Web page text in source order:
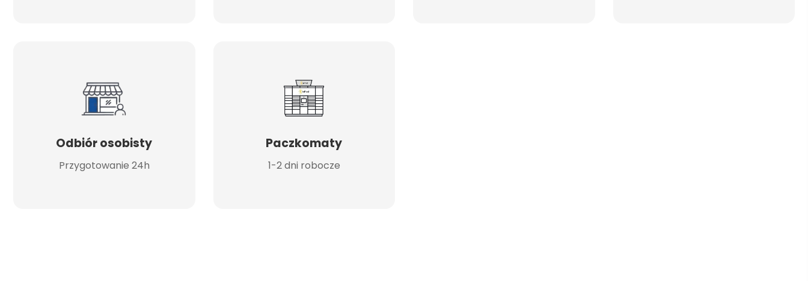
Odbiór osobisty
Przygotowanie 24h
Paczkomaty
1-2 dni robocze